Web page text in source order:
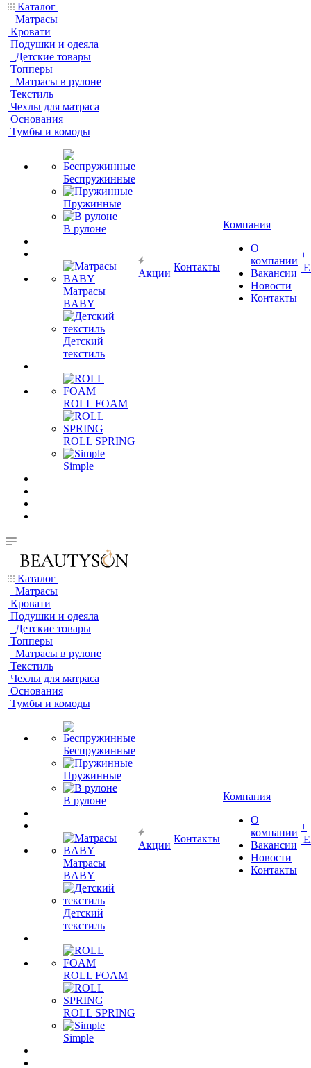
Каталог
Матрасы
Кровати
Подушки и одеяла
Детские товары
Топперы
Матрасы в рулоне
Текстиль
Чехлы для матраса
Основания
Тумбы и комоды
Беспружинные
Пружинные
В рулоне
Матрасы
BABY
Детский
текстиль
ROLL FOAM
ROLL SPRING
Simple
Акции
Контакты
Компания
О
компании
Вакансии
Новости
Контакты
+
Каталог
Матрасы
Кровати
Подушки и одеяла
Детские товары
Топперы
Матрасы в рулоне
Текстиль
Чехлы для матраса
Основания
Тумбы и комоды
Беспружинные
Пружинные
В рулоне
Матрасы
BABY
Детский
текстиль
ROLL FOAM
ROLL SPRING
Simple
Акции
Контакты
Компания
О
компании
Вакансии
Новости
Контакты
+